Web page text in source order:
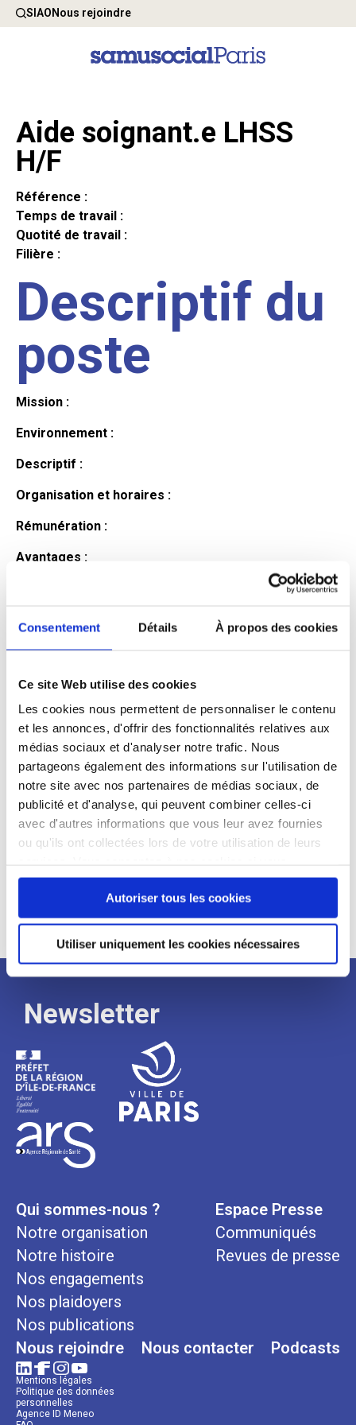
Consentement Détails À propos des cookies
Ce site Web utilise des cookies
Les cookies nous permettent de personnaliser le contenu
et les annonces, d'offrir des fonctionnalités relatives aux
médias sociaux et d'analyser notre trafic. Nous
partageons également des informations sur l'utilisation de
notre site avec nos partenaires de médias sociaux, de
publicité et d'analyse, qui peuvent combiner celles-ci
avec d'autres informations que vous leur avez fournies
ou qu'ils ont collectées lors de votre utilisation de leurs
continuez à utiliser notre site Web.
Autoriser tous les cookies
Utiliser uniquement les cookies nécessaires
SIAONous rejoindre
Aide soignant.e LHSS
H/F
Référence :
Temps de travail :
Quotité de travail :
Filière :
Descriptif du
poste
Mission :
Environnement :
Descriptif :
Organisation et horaires :
Rémunération :
Avantages :
Profil du
candidat
Qualifications et diplômes :
Profil recherché :
Expérience :
Processus
de
recrutement
Newsletter
Qui sommes-nous ?
Notre organisation
Notre histoire
Nos engagements
Nos plaidoyers
Nos publications
Espace Presse
Communiqués
Revues de presse
Nous rejoindre Nous contacter Podcasts
Mentions légales
Politique des données
personnelles
Agence ID Meneo